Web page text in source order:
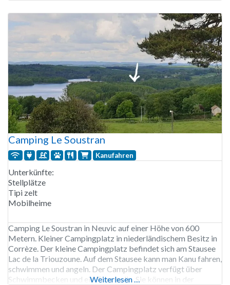
und Go-Kart fahren. Der Campingplatz verfügt über einen
Camping Le Soustran
Kanufahren
Unterkünfte:
Stellplätze
Tipi zelt
Mobilheime
Camping Le Soustran in Neuvic auf einer Höhe von 600
Metern. Kleiner Campingplatz in niederländischem Besitz in
Corrèze. Der kleine Campingplatz befindet sich am Stausee
Lac de la Triouzoune. Auf dem Stausee kann man Kanu fahren,
schwimmen und angeln. Der Campingplatz verfügt über
Schwimmbecken und ein Trampolin. Sie können in der
Weiterlesen …